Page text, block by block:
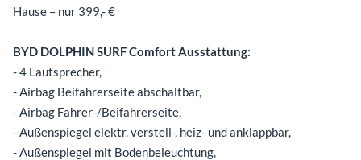
Hause – nur 399,- €
BYD DOLPHIN SURF Comfort Ausstattung:
- 4 Lautsprecher,
- Airbag Beifahrerseite abschaltbar,
- Airbag Fahrer-/Beifahrerseite,
- Außenspiegel elektr. verstell-, heiz- und anklappbar,
- Außenspiegel mit Bodenbeleuchtung,